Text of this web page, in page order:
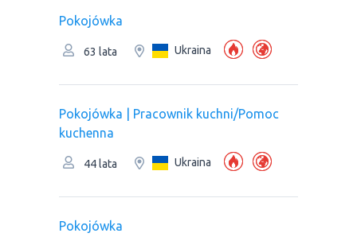
Pokojówka
63 lata Ukraina
Pokojówka | Pracownik kuchni/Pomoc
kuchenna
44 lata Ukraina
Pokojówka